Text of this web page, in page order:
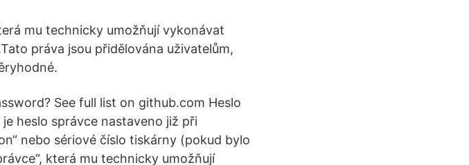
mu technicky umožňují vykonávat
práva jsou přidělována uživatelům,
See full list on github.com Heslo
heslo správce nastaveno již při
nebo sériové číslo tiskárny (pokud bylo
která mu technicky umožňují